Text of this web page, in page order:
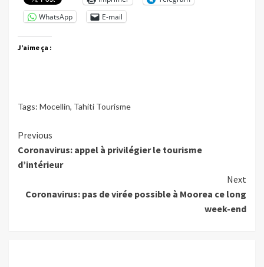
WhatsApp
E-mail
J’aime ça :
Tags: Mocellin, Tahiti Tourisme
Continue
Reading
Previous
Coronavirus: appel à privilégier le tourisme
d’intérieur
Next
Coronavirus: pas de virée possible à Moorea ce long
week-end